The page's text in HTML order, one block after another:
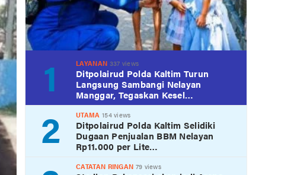
1 LAYANAN 337 views
Ditpolairud Polda Kaltim Turun
Langsung Sambangi Nelayan
Manggar, Tegaskan Kesel…
2 UTAMA 154 views
Ditpolairud Polda Kaltim Selidiki
Dugaan Penjualan BBM Nelayan
Rp11.000 per Lite…
CATATAN RINGAN 79 views